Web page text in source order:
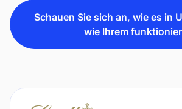
Schauen Sie sich an, wie es in
wie Ihrem